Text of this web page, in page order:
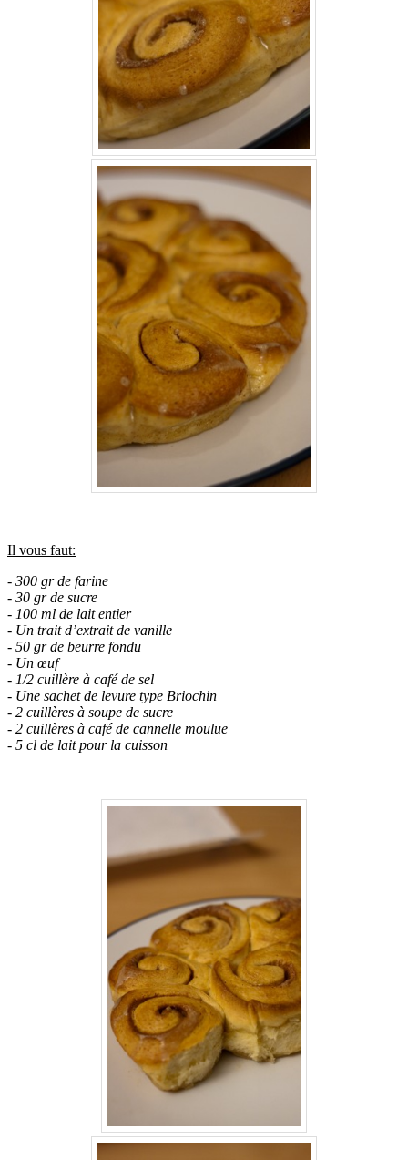
Il vous faut:
- 300 gr de farine
- 30 gr de sucre
- 100 ml de lait entier
- Un trait d’extrait de vanille
- 50 gr de beurre fondu
- Un œuf
- 1/2 cuillère à café de sel
- Une sachet de levure type Briochin
- 2 cuillères à soupe de sucre
- 2 cuillères à café de cannelle moulue
- 5 cl de lait pour la cuisson